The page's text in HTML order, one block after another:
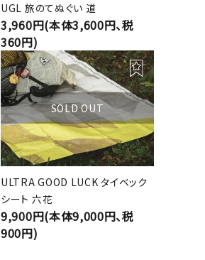
UGL 旅のてぬぐい 道
3,960円(本体3,600円、税
360円)
SOLD OUT
ULTRA GOOD LUCK タイベック
シート 六花
9,900円(本体9,000円、税
900円)